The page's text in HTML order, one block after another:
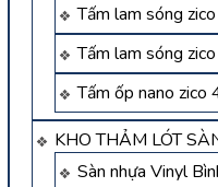
Tấm lam sóng
Tấm lam sóng
Tấm ốp nano zico
KHO THẢM LÓT
Sàn nhựa Vinyl